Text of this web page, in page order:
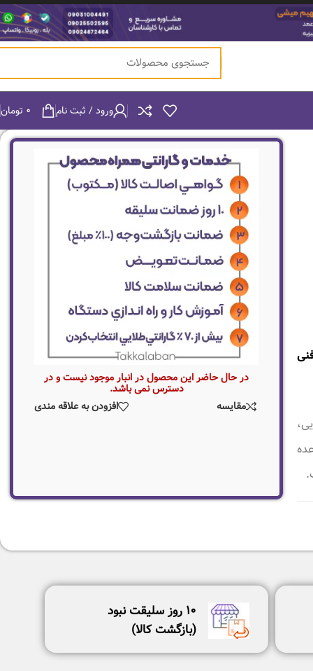
ورود / ثبت نام ۰ تومان
فنی
در حال حاضر این محصول در انبار موجود نیست و در
دسترس نمی باشد.
مقایسه
افزودن به علاقه مندی
١٠ روز سليقت نبود
(بازگشت كالا)